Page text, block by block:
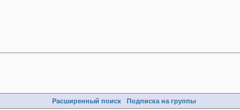
Расширенный поиск Подписка на группы